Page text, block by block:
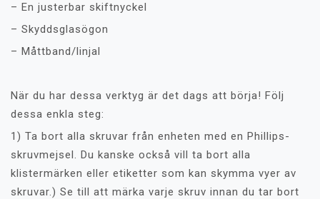
– En justerbar skiftnyckel
– Skyddsglasögon
– Måttband/linjal
När du har dessa verktyg är det dags att börja! Följ
dessa enkla steg:
1) Ta bort alla skruvar från enheten med en Phillips-
skruvmejsel. Du kanske också vill ta bort alla
klistermärken eller etiketter som kan skymma vyer av
skruvar.) Se till att märka varje skruv innan du tar bort